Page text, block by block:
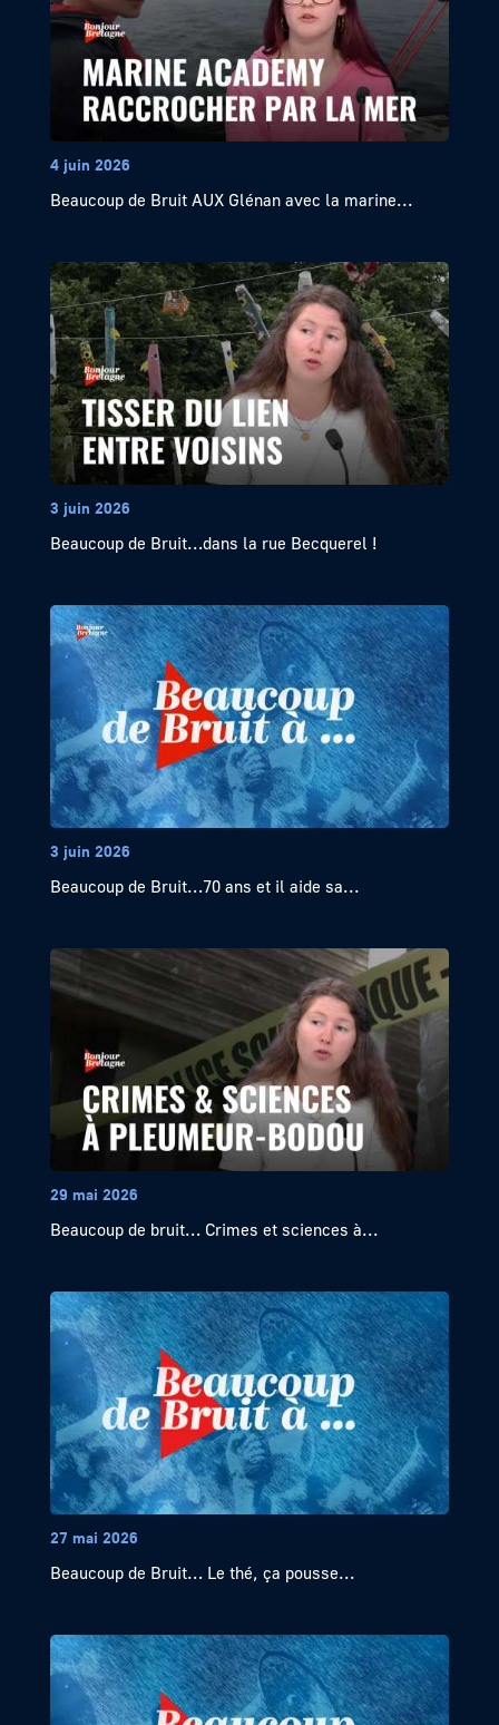
4 juin 2026
Beaucoup de Bruit AUX Glénan avec la marine...
3 juin 2026
Beaucoup de Bruit…dans la rue Becquerel !
3 juin 2026
Beaucoup de Bruit…70 ans et il aide sa...
29 mai 2026
Beaucoup de bruit… Crimes et sciences à...
27 mai 2026
Beaucoup de Bruit… Le thé, ça pousse...